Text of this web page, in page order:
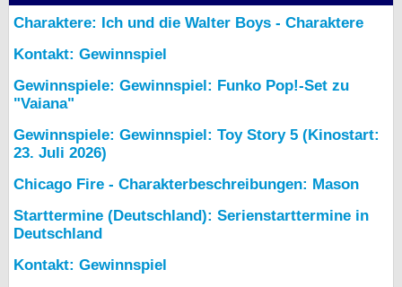
Charaktere: Ich und die Walter Boys - Charaktere
Kontakt: Gewinnspiel
Gewinnspiele: Gewinnspiel: Funko Pop!-Set zu
"Vaiana"
Gewinnspiele: Gewinnspiel: Toy Story 5 (Kinostart:
23. Juli 2026)
Chicago Fire - Charakterbeschreibungen: Mason
Starttermine (Deutschland): Serienstarttermine in
Deutschland
Kontakt: Gewinnspiel